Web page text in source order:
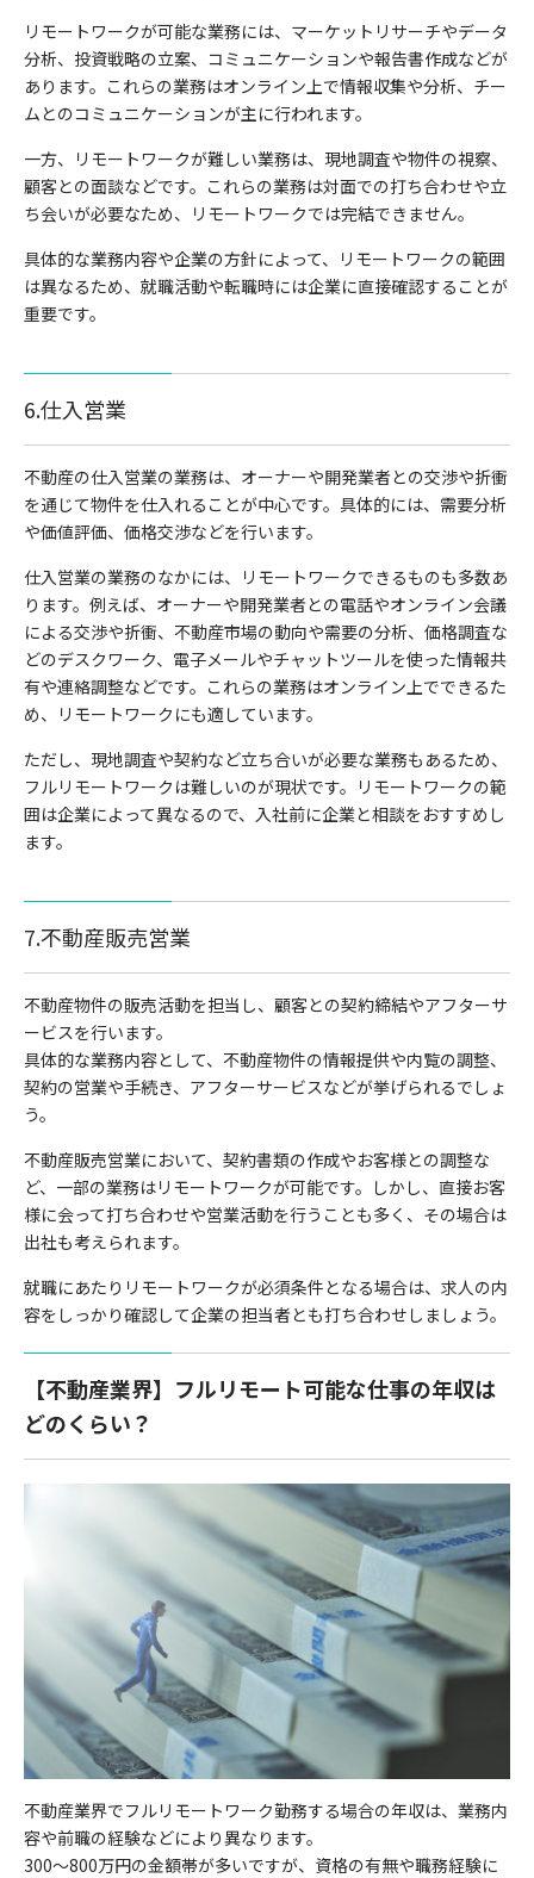
リモートワークが可能な業務には、マーケットリサーチやデータ
分析、投資戦略の立案、コミュニケーションや報告書作成などが
あります。これらの業務はオンライン上で情報収集や分析、チー
ムとのコミュニケーションが主に行われます。
一方、リモートワークが難しい業務は、現地調査や物件の視察、
顧客との面談などです。これらの業務は対面での打ち合わせや立
ち会いが必要なため、リモートワークでは完結できません。
具体的な業務内容や企業の方針によって、リモートワークの範囲
は異なるため、就職活動や転職時には企業に直接確認することが
重要です。
6.仕入営業
不動産の仕入営業の業務は、オーナーや開発業者との交渉や折衝
を通じて物件を仕入れることが中心です。具体的には、需要分析
や価値評価、価格交渉などを行います。
仕入営業の業務のなかには、リモートワークできるものも多数あ
ります。例えば、オーナーや開発業者との電話やオンライン会議
による交渉や折衝、不動産市場の動向や需要の分析、価格調査な
どのデスクワーク、電子メールやチャットツールを使った情報共
有や連絡調整などです。これらの業務はオンライン上でできるた
め、リモートワークにも適しています。
ただし、現地調査や契約など立ち合いが必要な業務もあるため、
フルリモートワークは難しいのが現状です。リモートワークの範
囲は企業によって異なるので、入社前に企業と相談をおすすめし
ます。
7.不動産販売営業
不動産物件の販売活動を担当し、顧客との契約締結やアフターサ
ービスを行います。
具体的な業務内容として、不動産物件の情報提供や内覧の調整、
契約の営業や手続き、アフターサービスなどが挙げられるでしょ
う。
不動産販売営業において、契約書類の作成やお客様との調整な
ど、一部の業務はリモートワークが可能です。しかし、直接お客
様に会って打ち合わせや営業活動を行うことも多く、その場合は
出社も考えられます。
就職にあたりリモートワークが必須条件となる場合は、求人の内
容をしっかり確認して企業の担当者とも打ち合わせしましょう。
【不動産業界】フルリモート可能な仕事の年収は
どのくらい？
不動産業界でフルリモートワーク勤務する場合の年収は、業務内
容や前職の経験などにより異なります。
300〜800万円の金額帯が多いですが、資格の有無や職務経験に